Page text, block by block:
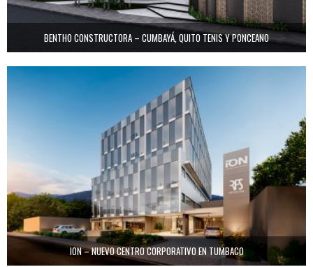
BENTHO CONSTRUCTORA – CUMBAYÁ, QUITO TENIS Y PONCEANO
ION – NUEVO CENTRO CORPORATIVO EN TUMBACO